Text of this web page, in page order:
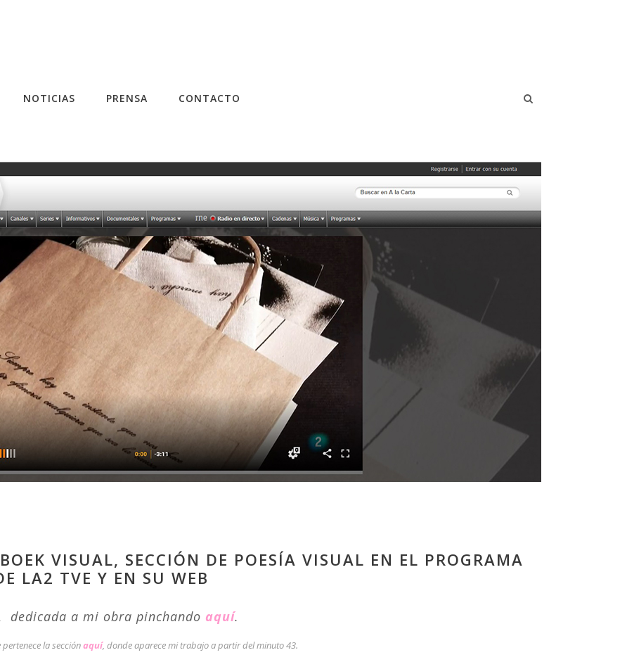
NOTICIAS PRENSA CONTACTO
VISUAL, SECCIÓN DE POESÍA VISUAL EN EL PROGRAMA
LA2 TVE Y EN SU WEB
dedicada a mi obra pinchando aquí.
pertenece la secciónaquí, donde aparece mi trabajo a partir del minuto 43.